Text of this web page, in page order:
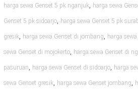
harga sewa Genset 5 pk nganjuk, harga sewa
Genset 5 pk sidoarjo, harga sewa Genset 5 pk
gresik, harga sewa Genset di jombang, harga
sewa Genset di mojokerto, harga sewa Genset di
pasuruan, harga sewa Genset di sidoarjo, harga
sewa Genset gresik, harga sewa Genset jombang,